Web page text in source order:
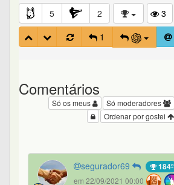
5 2
3
1
Comentários
Só moderadores
Só os meus
Ordenar por gostei
segurador69 184º
em 22/09/2021 00:00